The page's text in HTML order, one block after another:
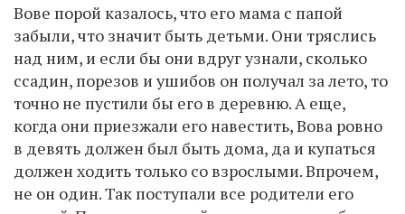
Вове порой казалось, что его мама с папой
забыли, что значит быть детьми. Они тряслись
над ним, и если бы они вдруг узнали, сколько
ссадин, порезов и ушибов он получал за лето, то
точно не пустили бы его в деревню. А еще,
когда они приезжали его навестить, Вова ровно
в девять должен был быть дома, да и купаться
должен ходить только со взрослыми. Впрочем,
не он один. Так поступали все родители его